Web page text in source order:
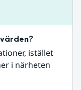
istället
i närheten